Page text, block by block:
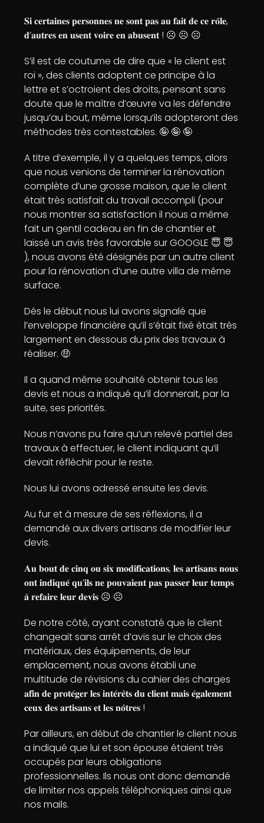
𝐒𝐢 𝐜𝐞𝐫𝐭𝐚𝐢𝐧𝐞𝐬 𝐩𝐞𝐫𝐬𝐨𝐧𝐧𝐞𝐬 𝐧𝐞 𝐬𝐨𝐧𝐭 𝐩𝐚𝐬 𝐚𝐮 𝐟𝐚𝐢𝐭 𝐝𝐞 𝐜𝐞 𝐫𝐨̂𝐥𝐞,
𝐝’𝐚𝐮𝐭𝐫𝐞𝐬 𝐞𝐧 𝐮𝐬𝐞𝐧𝐭 𝐯𝐨𝐢𝐫𝐞 𝐞𝐧 𝐚𝐛𝐮𝐬𝐞𝐧𝐭 ! ☹️ ☹️ ☹️
S’il est de coutume de dire que « le client est
roi », des clients adoptent ce principe à la
lettre et s’octroient des droits, pensant sans
doute que le maître d’œuvre va les défendre
jusqu’au bout, même lorsqu’ils adopteront des
méthodes très contestables. 🤪 🤪 🤪
A titre d’exemple, il y a quelques temps, alors
que nous venions de terminer la rénovation
complète d’une grosse maison, que le client
était très satisfait du travail accompli (pour
nous montrer sa satisfaction il nous a même
fait un gentil cadeau en fin de chantier et
laissé un avis très favorable sur GOOGLE 😇 😇
), nous avons été désignés par un autre client
pour la rénovation d’une autre villa de même
surface.
Dés le début nous lui avons signalé que
l’enveloppe financière qu’il s’était fixé était très
largement en dessous du prix des travaux à
réaliser. 🤑
Il a quand même souhaité obtenir tous les
devis et nous a indiqué qu’il donnerait, par la
suite, ses priorités.
Nous n’avons pu faire qu’un relevé partiel des
travaux à effectuer, le client indiquant qu’il
devait réfléchir pour le reste.
Nous lui avons adressé ensuite les devis.
Au fur et à mesure de ses réflexions, il a
demandé aux divers artisans de modifier leur
devis.
𝐀𝐮 𝐛𝐨𝐮𝐭 𝐝𝐞 𝐜𝐢𝐧𝐪 𝐨𝐮 𝐬𝐢𝐱 𝐦𝐨𝐝𝐢𝐟𝐢𝐜𝐚𝐭𝐢𝐨𝐧𝐬, 𝐥𝐞𝐬 𝐚𝐫𝐭𝐢𝐬𝐚𝐧𝐬 𝐧𝐨𝐮𝐬
𝐨𝐧𝐭 𝐢𝐧𝐝𝐢𝐪𝐮𝐞́ 𝐪𝐮’𝐢𝐥𝐬 𝐧𝐞 𝐩𝐨𝐮𝐯𝐚𝐢𝐞𝐧𝐭 𝐩𝐚𝐬 𝐩𝐚𝐬𝐬𝐞𝐫 𝐥𝐞𝐮𝐫 𝐭𝐞𝐦𝐩𝐬
𝐚̀ 𝐫𝐞𝐟𝐚𝐢𝐫𝐞 𝐥𝐞𝐮𝐫 𝐝𝐞𝐯𝐢𝐬 ☹️ ☹️
De notre côté, ayant constaté que le client
changeait sans arrêt d’avis sur le choix des
matériaux, des équipements, de leur
emplacement, nous avons établi une
multitude de révisions du cahier des charges
𝐚𝐟𝐢𝐧 𝐝𝐞 𝐩𝐫𝐨𝐭𝐞́𝐠𝐞𝐫 𝐥𝐞𝐬 𝐢𝐧𝐭𝐞́𝐫𝐞̂𝐭𝐬 𝐝𝐮 𝐜𝐥𝐢𝐞𝐧𝐭 𝐦𝐚𝐢𝐬 𝐞́𝐠𝐚𝐥𝐞𝐦𝐞𝐧𝐭
𝐜𝐞𝐮𝐱 𝐝𝐞𝐬 𝐚𝐫𝐭𝐢𝐬𝐚𝐧𝐬 𝐞𝐭 𝐥𝐞𝐬 𝐧𝐨̂𝐭𝐫𝐞𝐬 !
Par ailleurs, en début de chantier le client nous
a indiqué que lui et son épouse étaient très
occupés par leurs obligations
professionnelles. Ils nous ont donc demandé
de limiter nos appels téléphoniques ainsi que
nos mails.